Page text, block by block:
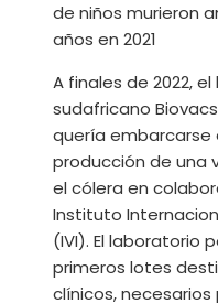
de niños murieron
años en 2021
A finales de 2022,
sudafricano
quería embarcarse
producción de una
el cólera en
Instituto
(IVI). El laboratorio
primeros lotes
clínicos,